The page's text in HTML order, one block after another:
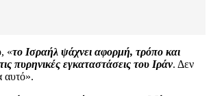
«το Ισραήλ ψάχνει αφορμή, τρόπο και
πυρηνικές εγκαταστάσεις του Ιράν. Δεν
αυτό».